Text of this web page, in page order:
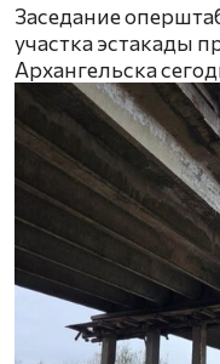
Заседание
участка эстакады
Архангельска